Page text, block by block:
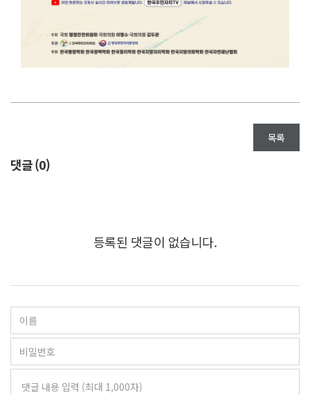
목록
댓글 (0)
등록된 댓글이 없습니다.